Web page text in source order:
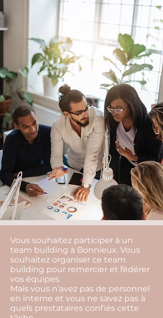
Vous souhaitez participer à un
team building à Bonnieux. Vous
souhaitez organiser ce team
building pour remercier et fédérer
vos équipes.
Mais vous n’avez pas de personnel
en interne et vous ne savez pas à
quels prestataires confiés cette